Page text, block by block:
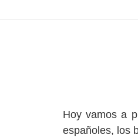
Hoy vamos a
españoles, los